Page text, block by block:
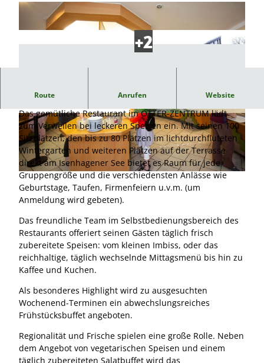
© Aktion Fischotterschutz e.V. | CC-BY
© Aktion Fischotterschutz e.V. |
CC-BY-NC-ND
© Südheide Gifhorn GmbH/Frank Bierstedt |
CC0
Route Anrufen Website
Gastronomie am OTTER-ZENTRUM
Das gemütliche Restaurant im OTTER-ZENTRUM lädt
zum Verweilen bei leckeren Speisen ein. Mit seinen 100
Sitzplätzen, den bis zu 80 Plätzen im lichtdurchfluteten
Wintergarten und weiteren Plätzen auf der Terrasse
direkt am Isenhagener See bietet es Raum für jede
Gruppengröße und die verschiedensten Anlässe wie
Geburtstage, Taufen, Firmenfeiern u.v.m. (um
Anmeldung wird gebeten).
Das freundliche Team im Selbstbedienungsbereich des
Restaurants offeriert seinen Gästen täglich frisch
zubereitete Speisen: vom kleinen Imbiss, oder das
reichhaltige, täglich wechselnde Mittagsmenü bis hin zu
Kaffee und Kuchen.
Als besonderes Highlight wird zu ausgesuchten
Wochenend-Terminen ein abwechslungsreiches
Frühstücksbuffet angeboten.
Regionalität und Frische spielen eine große Rolle. Neben
dem Angebot von vegetarischen Speisen und einem
täglich zubereiteten Salatbuffet wird das